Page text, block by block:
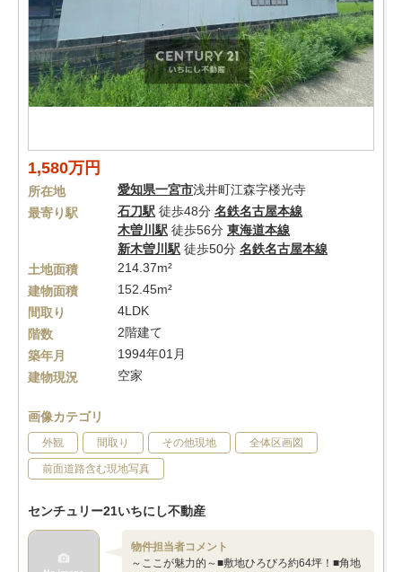
1,580万円
所在地 愛知県一宮市浅井町江森字楼光寺
最寄り駅
石刀駅 徒歩48分 名鉄名古屋本線
木曽川駅 徒歩56分 東海道本線
新木曽川駅 徒歩50分 名鉄名古屋本線
土地面積
214.37m²
建物面積
152.45m²
間取り
4LDK
階数
2階建て
築年月
1994年01月
建物現況
空家
画像カテゴリ
外観 間取り その他現地 全体区画図
前面道路含む現地写真
センチュリー21いちにし不動産
物件担当者コメント
～ここが魅力的～■敷地ひろびろ約64坪！■角地